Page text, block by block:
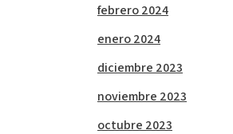
febrero 2024
enero 2024
diciembre 2023
noviembre 2023
octubre 2023